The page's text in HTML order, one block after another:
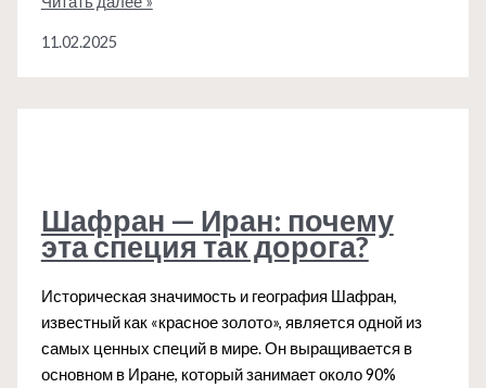
Индия:
цвет?
11.02.2025
Шафран — Иран: почему
эта специя так дорога?
Историческая значимость и география Шафран,
известный как «красное золото», является одной из
самых ценных специй в мире. Он выращивается в
основном в Иране, который занимает около 90%